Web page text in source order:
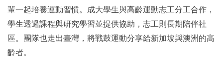
輩一起培養運動習慣。成大學生與高齡運動志工分工合作，
學生透過課程與研究學習並提供協助，志工則長期陪伴社
區。團隊也走出臺灣，將戰鼓運動分享給新加坡與澳洲的高
齡者。